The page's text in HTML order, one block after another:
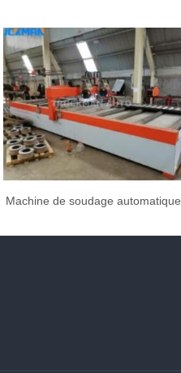
Machine de soudage automatique